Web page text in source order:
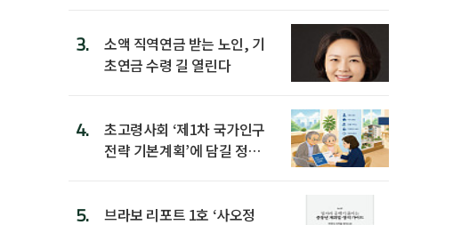
3.
소액 직역연금 받는 노인, 기
초연금 수령 길 열린다
4.
초고령사회 ‘제1차 국가인구
전략 기본계획’에 담길 정책
5.
브라보 리포트 1호 ‘사오정